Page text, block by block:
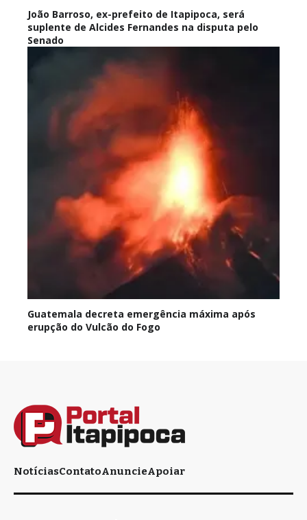
João Barroso, ex-prefeito de Itapipoca, será
suplente de Alcides Fernandes na disputa pelo
Senado
Guatemala decreta emergência máxima após
erupção do Vulcão do Fogo
NotíciasContatoAnuncieApoiar